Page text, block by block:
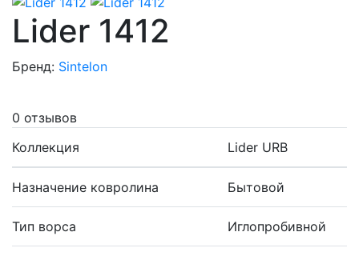
Lider 1412
Бренд: Sintelon
0 отзывов
Коллекция
Lider URB
Назначение ковролина Бытовой
Тип ворса Иглопробивной